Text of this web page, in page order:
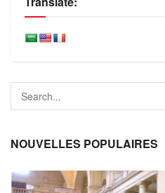
NOUVELLES POPULAIRES